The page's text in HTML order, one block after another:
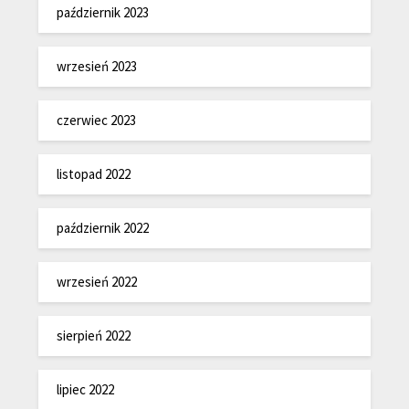
październik 2023
wrzesień 2023
czerwiec 2023
listopad 2022
październik 2022
wrzesień 2022
sierpień 2022
lipiec 2022